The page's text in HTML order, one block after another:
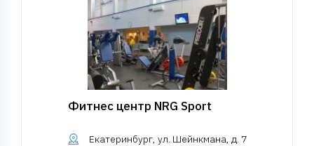
Фитнес центр NRG Sport
Екатеринбург, ул. Шейнкмана, д. 7